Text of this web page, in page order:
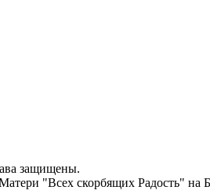
защищены.
"Всех скорбящих Радость"